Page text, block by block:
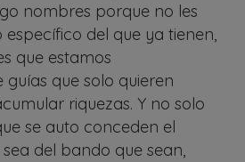
nombres porque no les
del que ya tienen,
que estamos
que solo quieren
riquezas. Y no solo
se auto conceden el
del bando que sean,